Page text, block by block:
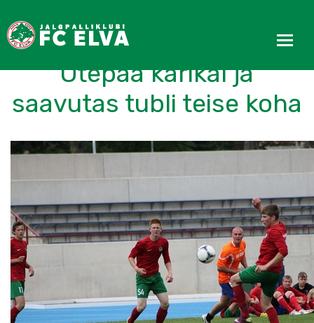
FC Elva järelkasv osales
Otepää karikal ja
saavutas tubli teise koha